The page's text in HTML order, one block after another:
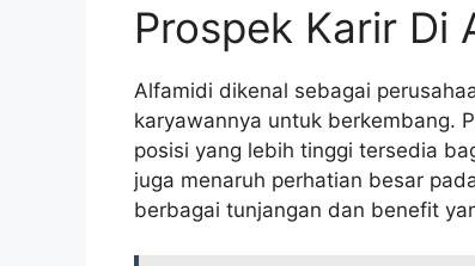
Prospek Karir Di
Alfamidi dikenal sebagai
karyawannya untuk berkembang.
posisi yang lebih tinggi tersedia
juga menaruh perhatian besar
berbagai tunjangan dan benefit